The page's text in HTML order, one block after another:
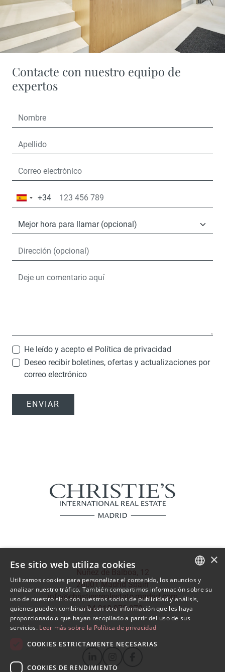
Contacte con nuestro equipo de
expertos
España
+34
He leído y acepto el Política de privacidad
Deseo recibir boletines, ofertas y actualizaciones por
correo electrónico
ENVIAR
Núñez de Balboa, 12
28001 Madrid Spain
info@christiesrealestate-madrid.com
+34 910 970 970
SPANISH
ENGLISH
×
Ese sitio web utiliza cookies
Utilizamos cookies para personalizar el contenido, los anuncios y
analizar nuestro tráfico. También compartimos información sobre su
uso de nuestro sitio con nuestros socios de publicidad y análisis,
quienes pueden combinarla con otra información que les haya
proporcionado o que hayan recopilado a partir del uso de sus
servicios. Leer más sobre la Política de privacidad
COOKIES ESTRICTAMENTE NECESARIAS
COOKIES DE RENDIMIENTO